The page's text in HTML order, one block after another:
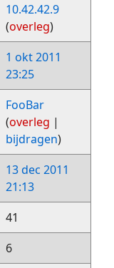
10.42.42.9
(overleg)
1 okt 2011
23:25
FooBar
(overleg |
bijdragen)
13 dec 2011
21:13
41
6